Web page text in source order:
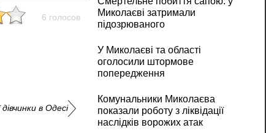
6 голосов
в Одесі
Миколаєві затримали
підозрюваного
У Миколаєві та області
оголосили штормове
попередження
Комунальники Миколаєва
показали роботу з ліквідації
наслідків ворожих атак